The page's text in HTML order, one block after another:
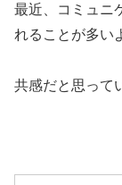
最近、コミュニ
れることが多い
共感だと思って